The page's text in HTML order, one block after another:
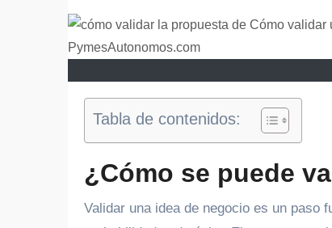
Tabla de contenidos:
¿Cómo se puede
Validar una idea de negocio es un paso fundamental para minimizar riesgos y aumentar las